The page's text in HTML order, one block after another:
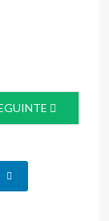
ENTREVISTA À
SEGUINTE: